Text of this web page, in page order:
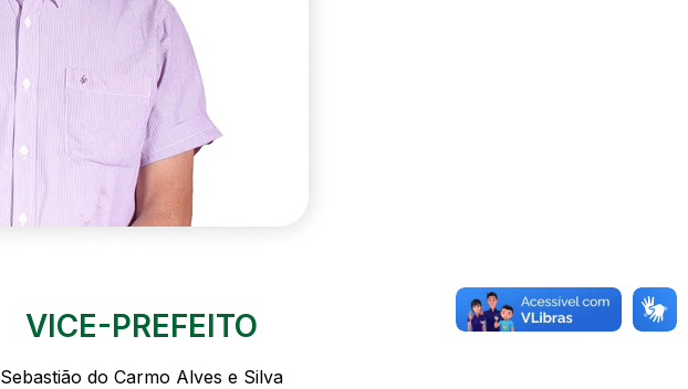
VICE-PREFEITO
Sebastião do Carmo Alves e Silva